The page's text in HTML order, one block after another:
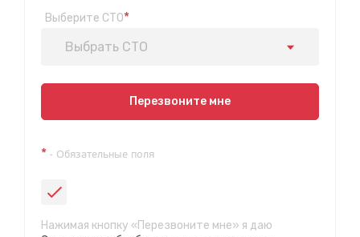
Выберите СТО*
Выбрать СТО
Показать на карте
ул. Пригородная 1/1 (при выезде из города в сторону
СТО "Байкальская"
Перезвоните мне
* - Обязательные поля
Нажимая кнопку «Перезвоните мне» я даю